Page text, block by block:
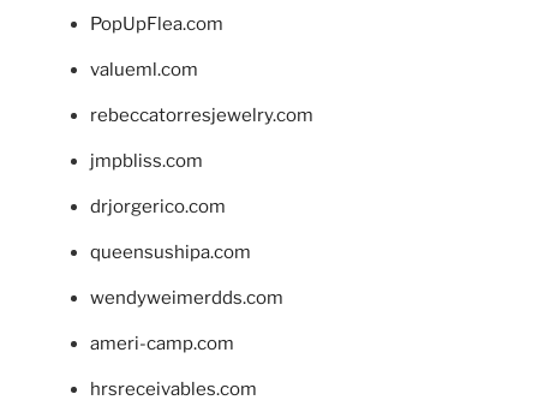
PopUpFlea.com
valueml.com
rebeccatorresjewelry.com
jmpbliss.com
drjorgerico.com
queensushipa.com
wendyweimerdds.com
ameri-camp.com
hrsreceivables.com